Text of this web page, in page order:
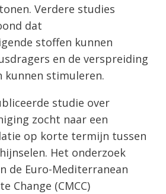
Verdere studies
dat
stoffen kunnen
en de verspreiding
kunnen stimuleren.
studie over
zocht naar een
op korte termijn tussen
Het onderzoek
de Euro-Mediterranean
Change (CMCC)